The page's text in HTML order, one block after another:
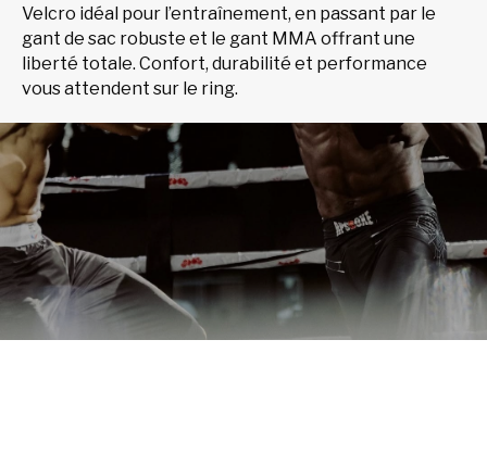
Velcro idéal pour l’entraînement, en passant par le
gant de sac robuste et le gant MMA offrant une
liberté totale. Confort, durabilité et performance
vous attendent sur le ring.